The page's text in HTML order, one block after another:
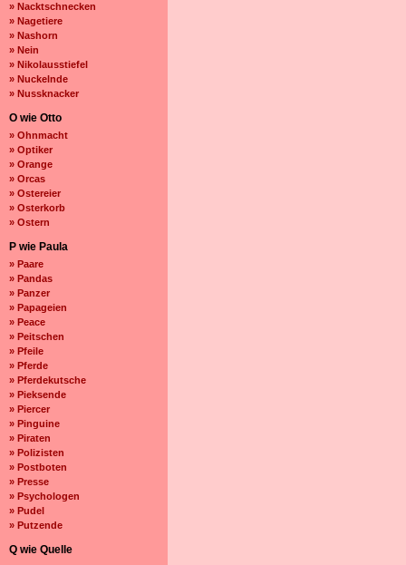
» Nacktschnecken
» Nagetiere
» Nashorn
» Nein
» Nikolausstiefel
» Nuckelnde
» Nussknacker
O wie Otto
» Ohnmacht
» Optiker
» Orange
» Orcas
» Ostereier
» Osterkorb
» Ostern
P wie Paula
» Paare
» Pandas
» Panzer
» Papageien
» Peace
» Peitschen
» Pfeile
» Pferde
» Pferdekutsche
» Pieksende
» Piercer
» Pinguine
» Piraten
» Polizisten
» Postboten
» Presse
» Psychologen
» Pudel
» Putzende
Q wie Quelle